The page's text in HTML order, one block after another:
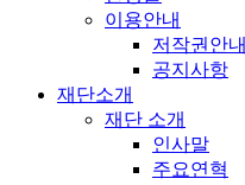
이용안내
저작권안내
공지사항
재단소개
재단 소개
인사말
주요연혁